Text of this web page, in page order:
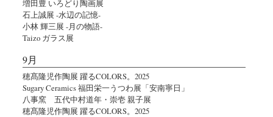
増田豊 いろどり陶画展
石上誠展 -水辺の記憶-
小林 輝三展 -月の物語-
Taizo ガラス展
9月
穂髙隆児作陶展 躍るCOLORS。2025
Sugary Ceramics 福田栄一うつわ展「安南寧日」
八事窯 五代中村道年・崇壱 親子展
穂髙隆児作陶展 躍るCOLORS。2025